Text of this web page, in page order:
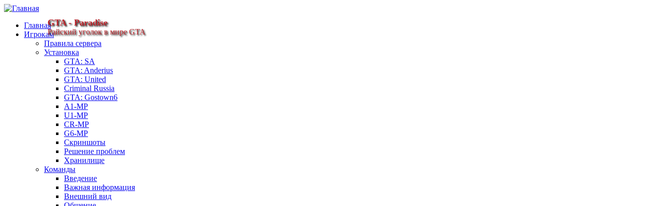
GTA - Paradise
Райский уголок в мире GTA
Главная
Игрокам
Правила сервера
Установка
GTA: SA
GTA: Anderius
GTA: United
Criminal Russia
GTA: Gostown6
A1-MP
U1-MP
CR-MP
G6-MP
Скриншоты
Решение проблем
Хранилище
Команды
Введение
Важная информация
Внешний вид